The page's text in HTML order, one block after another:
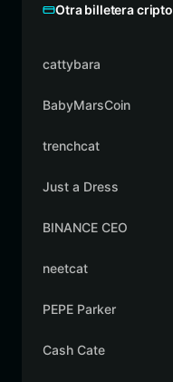
Otra billetera cripto
cattybara
BabyMarsCoin
trenchcat
Just a Dress
BINANCE CEO
neetcat
PEPE Parker
Cash Cate